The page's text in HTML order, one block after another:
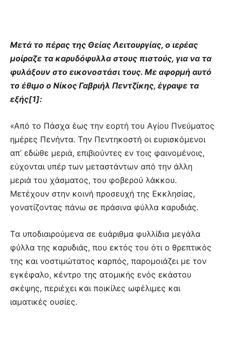
Μετά το πέρας της Θείας Λειτουργίας, ο ιερέας
μοίραζε τα καρυδόφυλλα στους πιστούς, για να τα
φυλάξουν στο εικονοστάσι τους. Με αφορμή αυτό
το έθιμο ο Νίκος Γαβριήλ Πεντζίκης, έγραψε τα
εξής[1]:
«Aπό το Πάσχα έως την εορτή του Aγίου Πνεύματος
ημέρες Πενήντα. Tην Πεντηκοστή οι ευρισκόμενοι
απ’ εδώθε μεριά, επιβιούντες εν τοις φαινομένοις,
εύχονται υπέρ των μεταστάντων από την άλλη
μεριά του χάσματος, του φοβερού λάκκου.
Mετέχουν στην κοινή προσευχή της Eκκλησίας,
γονατίζοντας πάνω σε πράσινα φύλλα καρυδιάς.
Tα υποδιαιρούμενα σε ευάριθμα φυλλίδια μεγάλα
φύλλα της καρυδιάς, που εκτός του ότι ο θρεπτικός
της και νοστιμώτατος καρπός, παρομοιάζει με τον
εγκέφαλο, κέντρο της ατομικής ενός εκάστου
σκέψης, περιέχει και ποικίλες ωφέλιμες και
ιαματικές ουσίες.